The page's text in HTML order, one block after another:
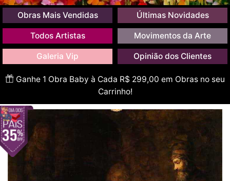
Obras Mais Vendidas Últimas Novidades
Todos Artistas Movimentos da Arte
Galeria Vip Opinião dos Clientes
Ganhe 1 Obra Baby à Cada R$ 299,00 em Obras no seu
Carrinho!